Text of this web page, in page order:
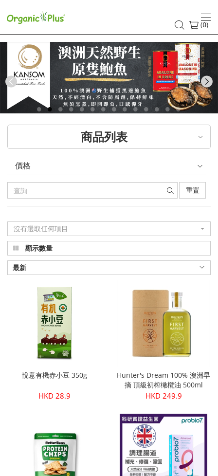
香
港
有
機
食
品
店
嚴
選
歐
美
產
品
真
正
Organic
(0)
Previous
商品列表
價格
重置
沒有選取任何項目
顯示數量
最新
悅意有機赤小豆 350g
HKD 28.9
Hunter's Dream 100% 澳洲早
摘 頂級初榨橄欖油 500ml
HKD 249.9